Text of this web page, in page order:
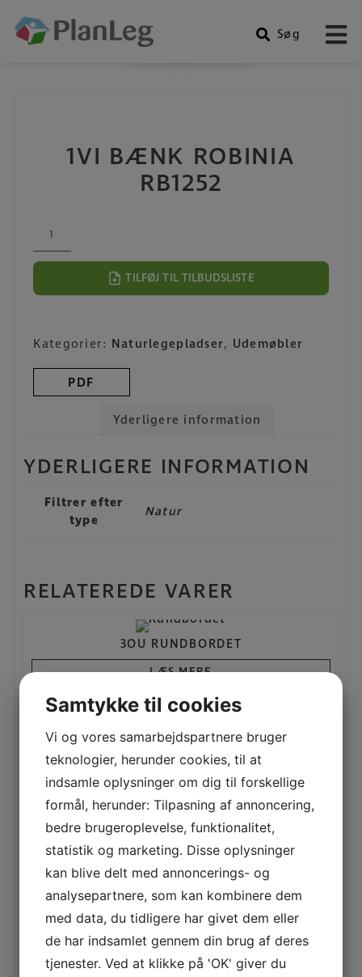
Søg
Produkter
1VI BÆNK ROBINIA
RB1252
Robinia
antal
TILFØJ TIL TILBUDSLISTE
Kategorier: Naturlegepladser, Udemøbler
PDF
Yderligere information
YDERLIGERE INFORMATION
Filtrer efter
type
Natur
RELATEREDE VARER
3OU RUNDBORDET
LÆS MERE
5RT STÅLKUPPEL
LÆS MERE
PICNICBORD MED BÆNKE
LÆS MERE
Samtykke til cookies
Vi og vores samarbejdspartnere bruger
teknologier, herunder cookies, til at
indsamle oplysninger om dig til forskellige
formål, herunder: Tilpasning af annoncering,
bedre brugeroplevelse, funktionalitet,
statistik og marketing. Disse oplysninger
kan blive delt med annoncerings- og
analysepartnere, som kan kombinere dem
med data, du tidligere har givet dem eller
de har indsamlet gennem din brug af deres
tjenester. Ved at klikke på 'OK' giver du